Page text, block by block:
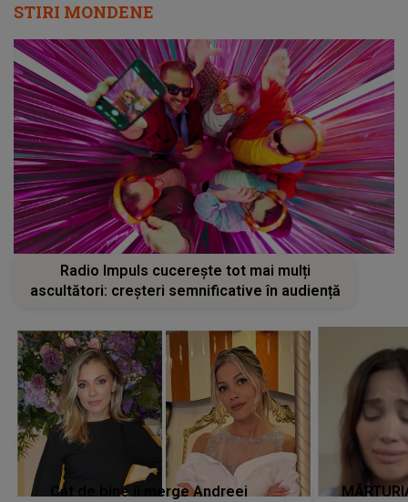
STIRI MONDENE
Radio Impuls cucerește tot mai mulți
ascultători: creșteri semnificative în audiență
Cât de bine îi merge Andreei